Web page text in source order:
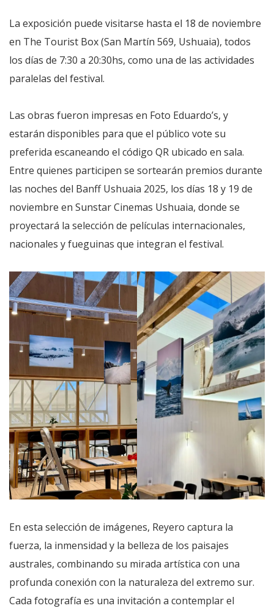
La exposición puede visitarse hasta el 18 de noviembre
en The Tourist Box (San Martín 569, Ushuaia), todos
los días de 7:30 a 20:30hs, como una de las actividades
paralelas del festival.
Las obras fueron impresas en Foto Eduardo’s, y
estarán disponibles para que el público vote su
preferida escaneando el código QR ubicado en sala.
Entre quienes participen se sortearán premios durante
las noches del Banff Ushuaia 2025, los días 18 y 19 de
noviembre en Sunstar Cinemas Ushuaia, donde se
proyectará la selección de películas internacionales,
nacionales y fueguinas que integran el festival.
En esta selección de imágenes, Reyero captura la
fuerza, la inmensidad y la belleza de los paisajes
australes, combinando su mirada artística con una
profunda conexión con la naturaleza del extremo sur.
Cada fotografía es una invitación a contemplar el